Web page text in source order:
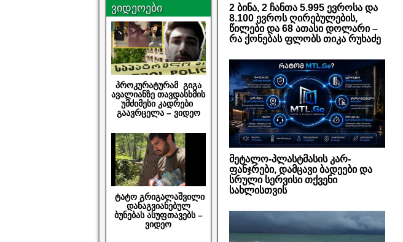
2 ბინა, 2 ჩანთა 5.995 ევროსა და
8.100 ევროს ღირებულების,
წილები და 68 ათასი დოლარი –
რა ქონებას ფლობს თიკა რუხაძე
მეტალო-პლასტმასის კარ-
ფანჯრები, დამცავი ბადეები და
სრული სერვისი თქვენი
სახლისთვის
ვიდეოები
პროკურატურამ გიგა
ავალიანზე თავდასხმის
უმძიმესი კადრები
გაავრცელა – ვიდეო
ტატო გრიგალაშვილი
დანაგვიანებულ
ბუნებას ასუფთავებს –
ვიდეო